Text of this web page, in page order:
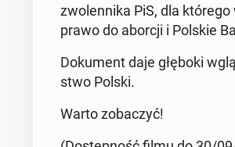
zwo­len­ni­ka PiS, dla
prawo do aborcji i Polskie
Do­ku­ment daje głęboki
stwo Polski.
Warto zo­ba­czyć!